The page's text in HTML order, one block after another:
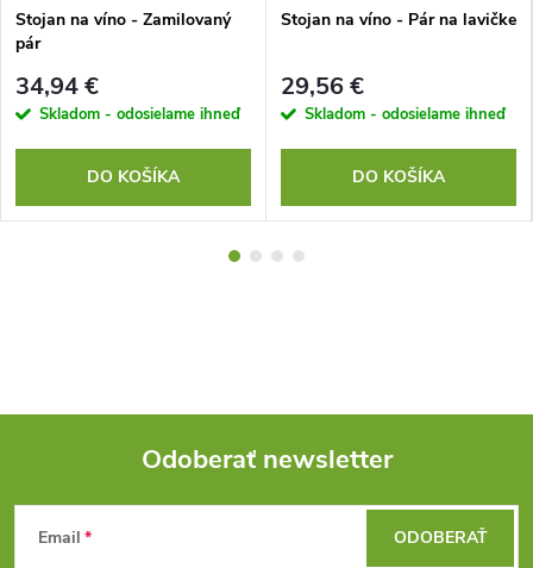
Stojan na víno - Zamilovaný
pár
34,94 €
Skladom - odosielame ihneď
DO KOŠÍKA
Stojan na víno - Pár na lavičke
29,56 €
Skladom - odosielame ihneď
DO KOŠÍKA
Z
Odoberať newsletter
Email ODOBERAŤ